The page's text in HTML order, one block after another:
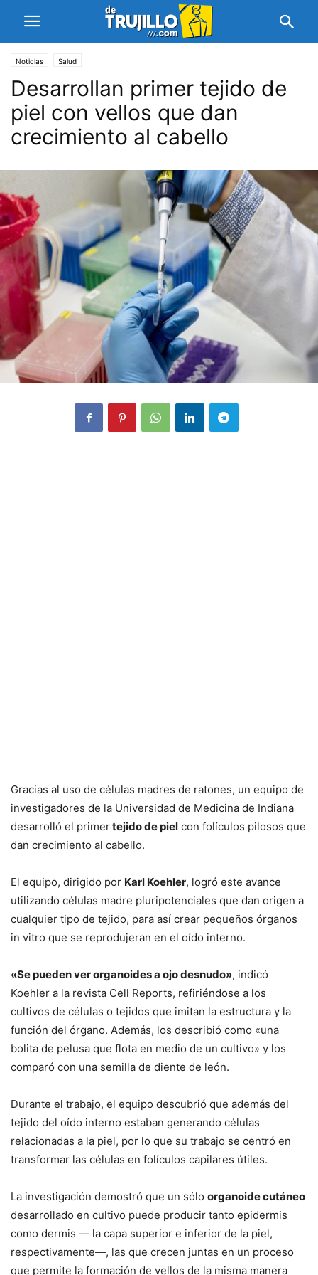
Noticias Salud
Desarrollan primer tejido de
piel con vellos que dan
crecimiento al cabello
Gracias al uso de células madres de ratones, un equipo de
investigadores de la Universidad de Medicina de Indiana
desarrolló el primertejido de piel con folículos pilosos que
dan crecimiento al cabello.
El equipo, dirigido por Karl Koehler, logró este avance
utilizando células madre pluripotenciales que dan origen a
cualquier tipo de tejido, para así crear pequeños órganos
in vitro que se reprodujeran en el oído interno.
«Se pueden ver organoides a ojo desnudo», indicó
Koehler a la revista Cell Reports, refiriéndose a los
cultivos de células o tejidos que imitan la estructura y la
función del órgano. Además, los describió como «una
bolita de pelusa que flota en medio de un cultivo» y los
comparó con una semilla de diente de león.
Durante el trabajo, el equipo descubrió que además del
tejido del oído interno estaban generando células
relacionadas a la piel, por lo que su trabajo se centró en
transformar las células en folículos capilares útiles.
La investigación demostró que un sólo organoide cutáneo
desarrollado en cultivo puede producir tanto epidermis
como dermis — la capa superior e inferior de la piel,
respectivamente—, las que crecen juntas en un proceso
que permite la formación de vellos de la misma manera